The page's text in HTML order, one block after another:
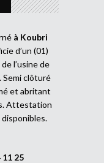
à Koubri
d’un (01)
l’usine de
Semi clôturé
et abritant
Attestation
11 25